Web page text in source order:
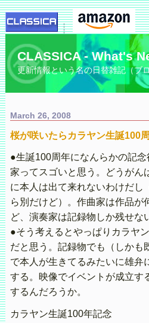
CLASSICA - What's
更新情報という名の日替雑記（ブ
March 26, 2008
桜が咲いたらカラヤン生誕100
●生誕100周年になんらかの記
家ってスゴいと思う。どうがん
に本人は出て来れないわけだし
ら別だけど）。作曲家は作品が
ど、演奏家は記録物しか残せな
●そう考えるとやっぱりカラヤ
だと思う。記録物でも（しかも
で本人が生きてるみたいに雄弁
する。映像でイベントが成立す
するんだろうか。
カラヤン生誕100年記念